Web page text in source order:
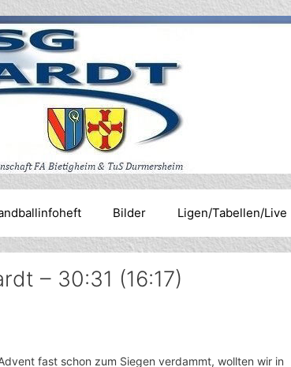
Bilder Ligen/Tabellen/Live
– 30:31 (16:17)
fast schon zum Siegen verdammt, wollten wir in